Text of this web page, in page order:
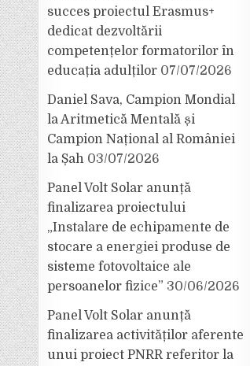
succes proiectul Erasmus+
dedicat dezvoltării
competențelor formatorilor în
educația adulților 07/07/2026
Daniel Sava, Campion Mondial
la Aritmetică Mentală și
Campion Național al României
la Șah 03/07/2026
Panel Volt Solar anunță
finalizarea proiectului
„Instalare de echipamente de
stocare a energiei produse de
sisteme fotovoltaice ale
persoanelor fizice” 30/06/2026
Panel Volt Solar anunță
finalizarea activităților aferente
unui proiect PNRR referitor la